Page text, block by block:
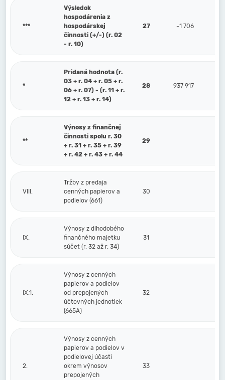
***
Výsledok
hospodárenia z
hospodárskej
činnosti (+/-) (r. 02
- r. 10)
27 -1 706
*
Pridaná hodnota (r.
03 + r. 04 + r. 05 + r.
06 + r. 07) - (r. 11 + r.
12 + r. 13 + r. 14)
28 937 917
**
Výnosy z finančnej
činnosti spolu r. 30
+ r. 31 + r. 35 + r. 39
+ r. 42 + r. 43 + r. 44
29
VIII.
Tržby z predaja
cenných papierov a
podielov (661)
30
IX.
Výnosy z dlhodobého
finančného majetku
súčet (r. 32 až r. 34)
31
IX.1.
Výnosy z cenných
papierov a podielov
od prepojených
účtovných jednotiek
(665A)
32
2.
Výnosy z cenných
papierov a podielov v
podielovej účasti
okrem výnosov
prepojených
33